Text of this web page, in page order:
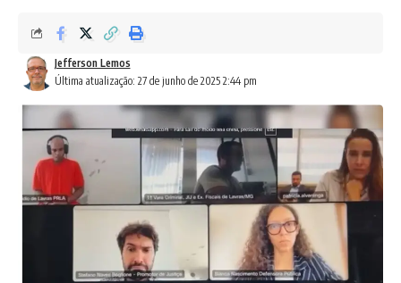
Última atualização: 27 de junho de 2025 2:44 pm
Jefferson Lemos